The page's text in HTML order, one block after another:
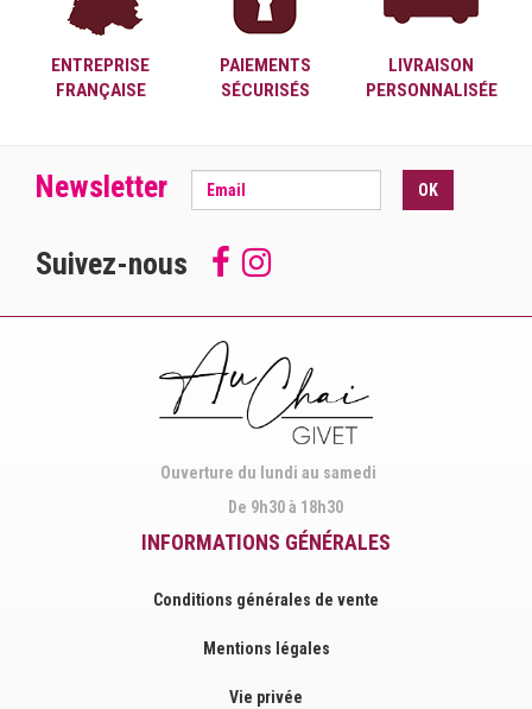
ENTREPRISE
FRANÇAISE
PAIEMENTS
SÉCURISÉS
LIVRAISON
PERSONNALISÉE
Newsletter OK
Suivez-nous
Follow
us
Facebook
Suivez-
nous
Instagram
Ouverture du lundi au samedi
De 9h30 à 18h30
INFORMATIONS GÉNÉRALES
Conditions générales de vente
Mentions légales
Vie privée